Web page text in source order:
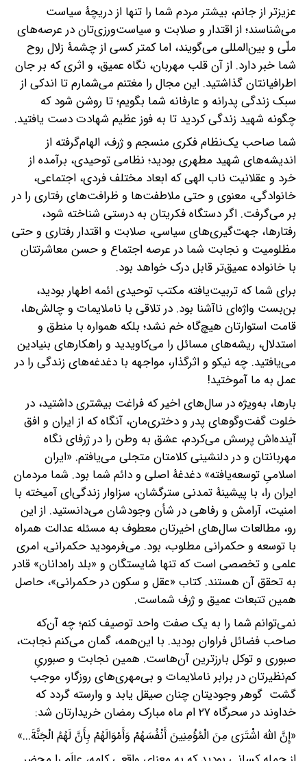
عزیزتر از جانم، بیشتر مردم شما را تنها از دریچۀ سیاست
می‌شناسند؛ از اقتدار و صلابت و سیاست‌ورزی‌تان در عرصه‌های
ملّی و بین‌المللی می‌گویند، اما کمتر کسی از چشمۀ زلال روح
شما خبر دارد. از آن قلب مهربان، نگاه عمیق، و اثری که بر جان
اطرافیانتان گذاشتید. این مجال را مغتنم می‌شمارم تا اندکی از
سبک زندگی پدرانه و عارفانه شما بگویم؛ تا روشن شود که
چگونه شهید زندگی کردید تا به فوز عظیم شهادت دست یافتید.
شما صاحب یک‌نظام فکری منسجم و ژرف، الهام‌گرفته از
اندیشه‌های شهید مطهری بودید؛ نظامی توحیدی، برآمده از
خرد و عقلانیت ناب الهی که ابعاد مختلف فردی، اجتماعی،
خانوادگی، معنوی و حتی ملاطفت‌ها و ظرافت‌های رفتاری را در
بر می‌گرفت. اگر دستگاه فکریتان به درستی شناخته شود،
رفتارها، جهت‌گیری‌های سیاسی، صلابت و اقتدار رفتاری و حتی
مظلومیت و نجابت شما در عرصه اجتماع و حسن معاشرتتان
با خانواده عمیق‌تر قابل درک خواهد بود.
برای شما که تربیت‌یافته مکتب توحیدی ائمه اطهار بودید،
بن‌بست واژه‌ای ناآشنا بود. در تلاقی با ناملایمات و چالش‌ها،
قامت استوارتان هیچ‌گاه خم نشد؛ بلکه همواره با منطق و
استدلال، ریشه‌های مسائل را می‌کاویدید و راهکارهای بنیادین
می‌یافتید. چه نیکو و اثرگذار، مواجهه با دغدغه‌های زندگی را در
عمل به ما آموختید!
بارها، به‌ویژه در سال‌های اخیر که فراغت بیشتری داشتید، در
خلوت گفت‌وگوهای پدر و دختری‌مان، آنگاه که از ایران و افق
آینده‌اش پرسش می‌کردم، عشق به وطن را در ژرفای نگاه
مهربانتان و در دلنشینی کلامتان متجلی می‌یافتم. «ایران
اسلامیِ توسعه‌یافته» دغدغۀ اصلی و دائم شما بود. شما مردمان
ایران را، با پیشینۀ تمدنی سترگشان، سزاوار زندگی‌ای آمیخته با
امنیت، آرامش و رفاهی در شأن وجودشان می‌دانستید. از این
رو، مطالعات سال‌های اخیرتان معطوف به مسئله عدالت همراه
با توسعه و حکمرانی مطلوب، بود. می‌فرمودید حکمرانی، امری
علمی و تخصصی است که تنها شایستگان و «بلد راه‌دانان» قادر
به تحقق آن هستند. کتاب «عقل و سکون در حکمرانی»، حاصل
همین تتبعات عمیق و ژرف شماست.
نمی‌توانم شما را به یک صفت واحد توصیف کنم؛ چه آن‌که
صاحب فضائل فراوان بودید. با این‌همه، گمان می‌کنم نجابت،
صبوری و توکل بارزترین آن‌هاست. همین نجابت و صبوریِ
کم‌نظیرتان در برابر ناملایمات و بی‌مهری‌های روزگار، موجب
گشت گوهر وجودیتان چنان صیقل یابد و وارسته گردد که
خداوند در سحرگاه ۲۷ ام ماه مبارک رمضان خریدارتان شد:
«إِنَّ اللَّهَ اشْتَرَی مِنَ الْمُؤْمِنِینَ أَنْفُسَهُمْ وَأَمْوَالَهُمْ بِأَنَّ لَهُمُ الْجَنَّةَ...»